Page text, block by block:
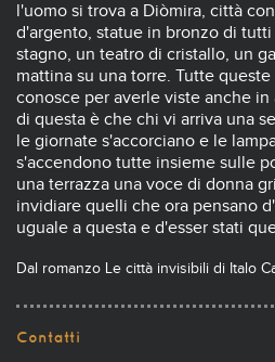
l'uomo si trova a Diòmira, città
d'argento, statue in bronzo di
stagno, un teatro di cristallo, un
mattina su una torre. Tutte
conosce per averle viste anche
di questa è che chi vi arriva una
le giornate s'accorciano e le
s'accendono tutte insieme sulle
una terrazza una voce di donna
invidiare quelli che ora pensano
uguale a questa e d'esser stati
Dal romanzo Le città invisibili di Italo
Contatti